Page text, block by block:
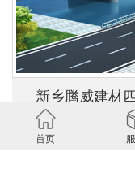
新乡腾威建材
新乡腾威建材四月份
要建造一座桥梁考虑
首页